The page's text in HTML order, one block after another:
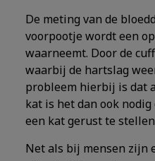
De meting van de
voorpootje wordt een
waarneemt. Door de
waarbij de hartslag
probleem hierbij is dat
kat is het dan ook
een kat gerust te
Net als bij mensen zijn